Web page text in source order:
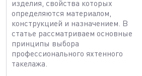
изделия, свойства которых
определяются материалом,
конструкцией и назначением. В
статье рассматриваем основные
принципы выбора
профессионального яхтенного
такелажа.